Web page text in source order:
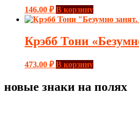
146.00 ₽ В корзину
Крэбб Тони
473.00 ₽ В корзину
новые знаки на полях